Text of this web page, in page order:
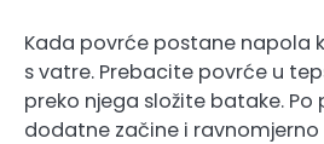
Kada povrće postane napola
s vatre. Prebacite povrće u
preko njega složite batake.
dodatne začine i